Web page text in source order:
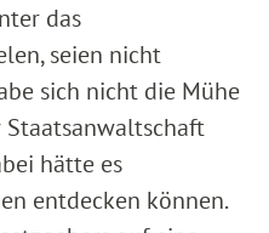
das
seien nicht
sich nicht die Mühe
Staatsanwaltschaft
hätte es
entdecken können.